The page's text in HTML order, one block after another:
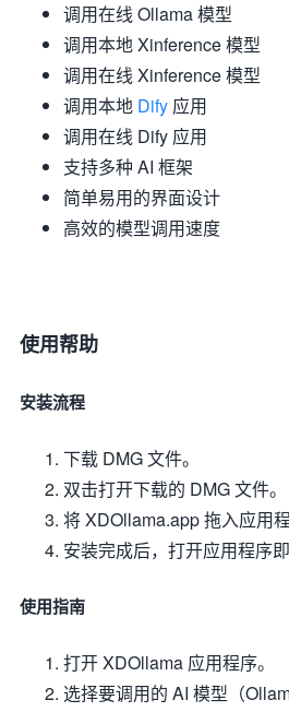
调用在线 Ollama 模型
调用本地 Xinference 模型
调用在线 Xinference 模型
调用本地 Dify 应用
调用在线 Dify 应用
支持多种 AI 框架
简单易用的界面设计
高效的模型调用速度
使用帮助
安装流程
下载 DMG 文件。
双击打开下载的 DMG 文件。
将 XDOllama.app 拖入应用
安装完成后，打开应用程序即
使用指南
打开 XDOllama 应用程序。
选择要调用的 AI 模型（